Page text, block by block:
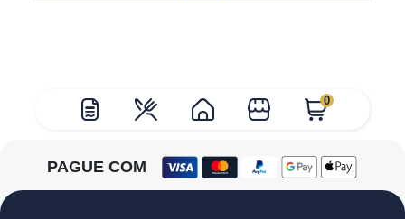
0
PAGUE COM